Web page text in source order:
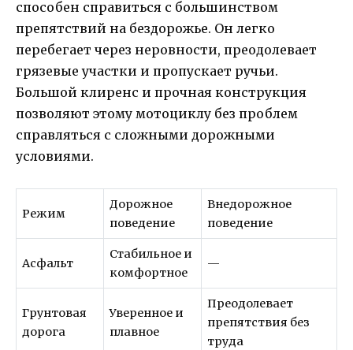
способен справиться с большинством
препятствий на бездорожье. Он легко
перебегает через неровности, преодолевает
грязевые участки и пропускает ручьи.
Большой клиренс и прочная конструкция
позволяют этому мотоциклу без проблем
справляться с сложными дорожными
условиями.
Режим
Дорожное
поведение
Внедорожное
поведение
Асфальт
Стабильное и
комфортное
—
Грунтовая
дорога
Уверенное и
плавное
Преодолевает
препятствия без
труда